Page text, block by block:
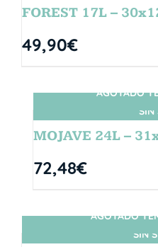
FOREST 17L –
49,90€
SIN
AGOTADO
MOJAVE 24L –
72,48€
SIN
AGOTADO